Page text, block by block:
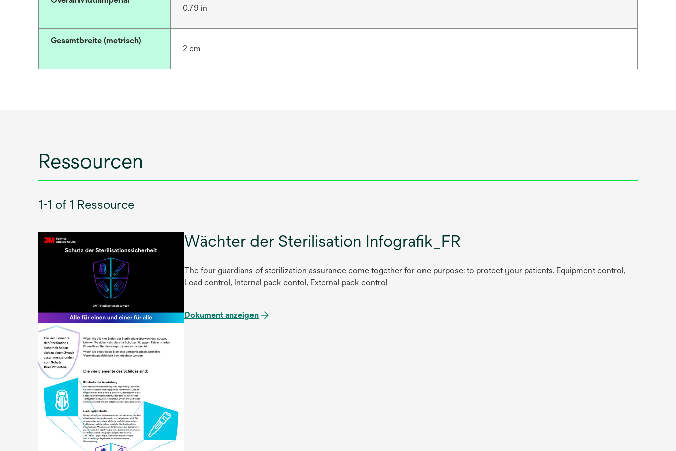
0.79 in
Gesamtbreite (metrisch)
2 cm
Ressourcen
1-1 of 1 Ressource
Wächter der Sterilisation Infografik_FR
The four guardians of sterilization assurance come together for one purpose: to protect your patients. Equipment control,
Load control, Internal pack contol, External pack control
Dokument anzeigen